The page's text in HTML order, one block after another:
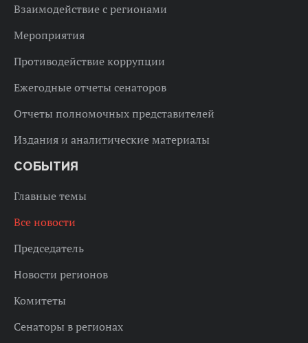
Взаимодействие с регионами
Мероприятия
Противодействие коррупции
Ежегодные отчеты сенаторов
Отчеты полномочных представителей
Издания и аналитические материалы
СОБЫТИЯ
Главные темы
Все новости
Председатель
Новости регионов
Комитеты
Сенаторы в регионах